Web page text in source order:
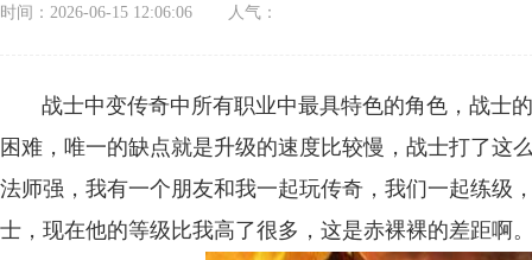
时间：2026-06-15 12:06:06 人气：
战士中变传奇中所有职业中最具特色的角色，战士
困难，唯一的缺点就是升级的速度比较慢，战士打了这
法师强，我有一个朋友和我一起玩传奇，我们一起练级
士，现在他的等级比我高了很多，这是赤裸裸的差距啊